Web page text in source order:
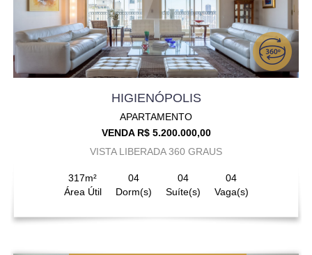
HIGIENÓPOLIS
APARTAMENTO
VENDA R$ 5.200.000,00
VISTA LIBERADA 360 GRAUS
317m²
Área Útil
04
Dorm(s)
04
Suíte(s)
04
Vaga(s)